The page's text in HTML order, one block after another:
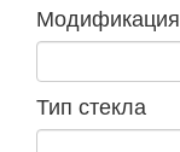
Модификация
Тип стекла